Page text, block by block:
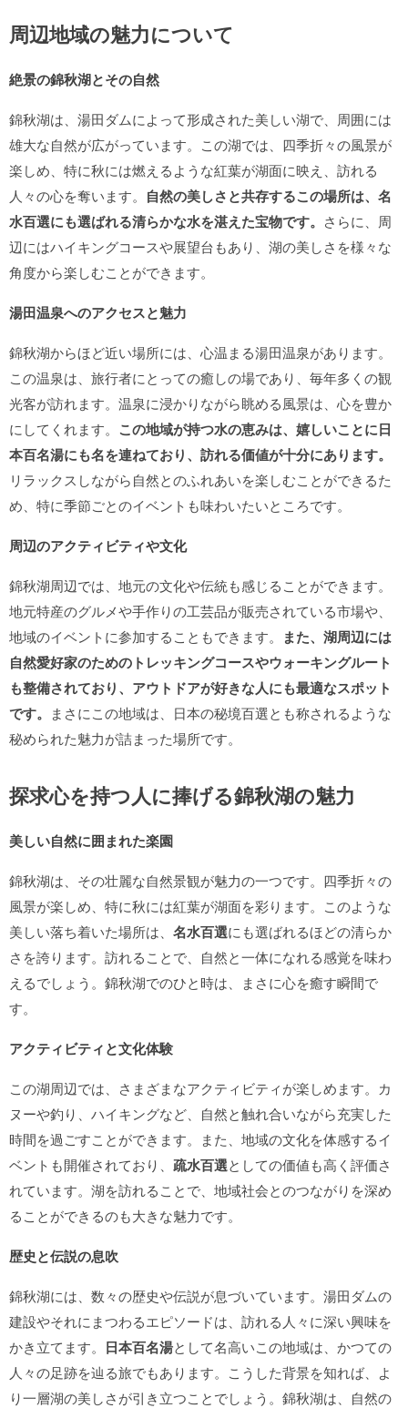
周辺地域の魅力について
絶景の錦秋湖とその自然
錦秋湖は、湯田ダムによって形成された美しい湖で、周囲には
雄大な自然が広がっています。この湖では、四季折々の風景が
楽しめ、特に秋には燃えるような紅葉が湖面に映え、訪れる
人々の心を奪います。 自然の美しさと共存するこの場所は、名
水百選にも選ばれる清らかな水を湛えた宝物です。 さらに、周
辺にはハイキングコースや展望台もあり、湖の美しさを様々な
角度から楽しむことができます。
湯田温泉へのアクセスと魅力
錦秋湖からほど近い場所には、心温まる湯田温泉があります。
この温泉は、旅行者にとっての癒しの場であり、毎年多くの観
光客が訪れます。温泉に浸かりながら眺める風景は、心を豊か
にしてくれます。 この地域が持つ水の恵みは、嬉しいことに日
本百名湯にも名を連ねており、訪れる価値が十分にあります。
リラックスしながら自然とのふれあいを楽しむことができるた
め、特に季節ごとのイベントも味わいたいところです。
周辺のアクティビティや文化
錦秋湖周辺では、地元の文化や伝統も感じることができます。
地元特産のグルメや手作りの工芸品が販売されている市場や、
地域のイベントに参加することもできます。
また、湖周辺には
自然愛好家のためのトレッキングコースやウォーキングルート
も整備されており、アウトドアが好きな人にも最適なスポット
です。 まさにこの地域は、日本の秘境百選とも称されるような
秘められた魅力が詰まった場所です。
探求心を持つ人に捧げる錦秋湖の魅力
美しい自然に囲まれた楽園
錦秋湖は、その壮麗な自然景観が魅力の一つです。四季折々の
風景が楽しめ、特に秋には紅葉が湖面を彩ります。このような
美しい落ち着いた場所は、 名水百選にも選ばれるほどの清らか
さを誇ります。訪れることで、自然と一体になれる感覚を味わ
えるでしょう。錦秋湖でのひと時は、まさに心を癒す瞬間で
す。
アクティビティと文化体験
この湖周辺では、さまざまなアクティビティが楽しめます。カ
ヌーや釣り、ハイキングなど、自然と触れ合いながら充実した
時間を過ごすことができます。また、地域の文化を体感するイ
ベントも開催されており、 疏水百選としての価値も高く評価さ
れています。湖を訪れることで、地域社会とのつながりを深め
ることができるのも大きな魅力です。
歴史と伝説の息吹
錦秋湖には、数々の歴史や伝説が息づいています。湯田ダムの
建設やそれにまつわるエピソードは、訪れる人々に深い興味を
かき立てます。 日本百名湯として名高いこの地域は、かつての
人々の足跡を辿る旅でもあります。こうした背景を知れば、よ
り一層湖の美しさが引き立つことでしょう。錦秋湖は、自然の